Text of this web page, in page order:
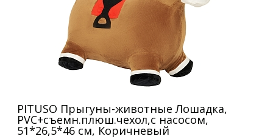
PITUSO Прыгуны-животные Лошадка,
PVC+съемн.плюш.чехол,с насосом,
51*26,5*46 см, Коричневый